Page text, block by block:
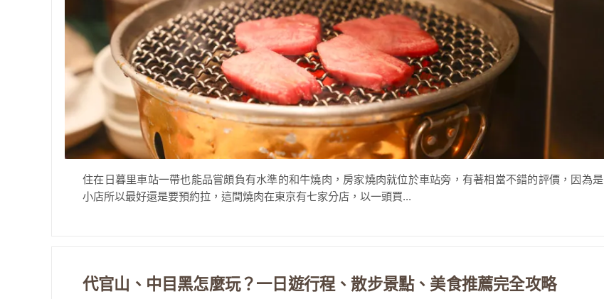
住在日暮里車站一帶也能品嘗頗負有水準的和牛燒肉，房家燒肉就位於車站旁，有著相當不錯的評價，因為是
小店所以最好還是要預約拉，這間燒肉在東京有七家分店，以一頭買...
代官山、中目黑怎麼玩？一日遊行程、散步景點、美食推薦完全攻略